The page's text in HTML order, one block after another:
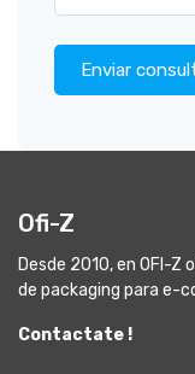
Enviar
Ofi-Z
Desde 2010, en OFI-
de packaging para e-
Contactate !